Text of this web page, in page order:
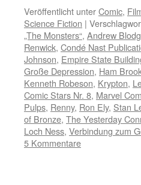
Veröffentlicht unterComic,
Science Fiction |
„The Monsters“, Andrew
Renwick, Condé Nast
Johnson, Empire State
Große Depression, Ham
Kenneth Robeson, Krypton,
Comic Stars Nr. 8, Marvel
Pulps, Renny, Ron Ely, Stan
of Bronze, The Yesterday
Loch Ness, Verbindung zum
5 Kommentare